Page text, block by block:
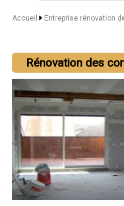
Accueil Entreprise rénovation
Rénovation des